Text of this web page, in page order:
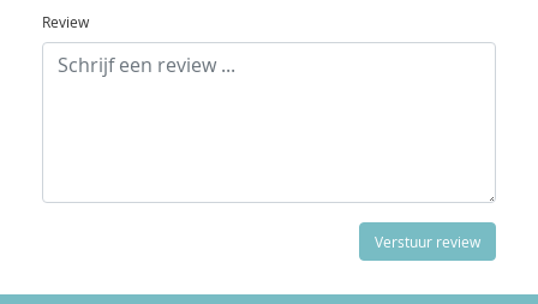
Review